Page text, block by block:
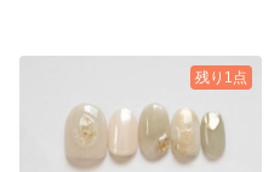
残り1点